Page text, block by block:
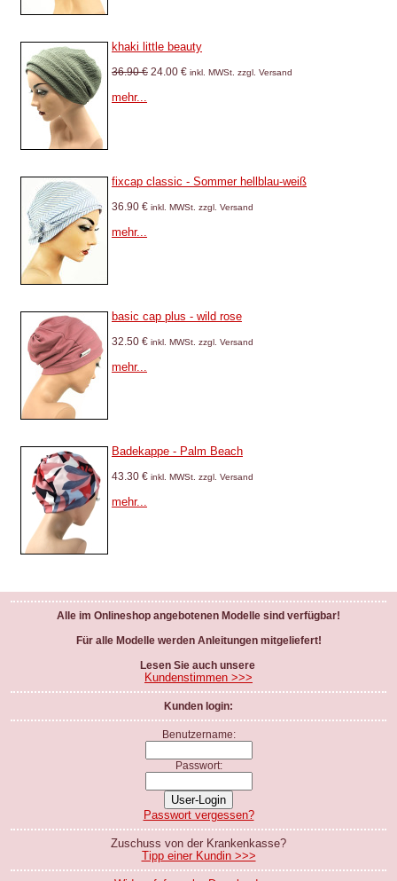
khaki little beauty
36.90 € 24.00 € inkl. MWSt. zzgl. Versand
mehr...
fixcap classic - Sommer hellblau-weiß
36.90 € inkl. MWSt. zzgl. Versand
mehr...
basic cap plus - wild rose
32.50 € inkl. MWSt. zzgl. Versand
mehr...
Badekappe - Palm Beach
43.30 € inkl. MWSt. zzgl. Versand
mehr...
Alle im Onlineshop angebotenen Modelle sind verfügbar!
Für alle Modelle werden Anleitungen mitgeliefert!
Lesen Sie auch unsere
Kundenstimmen >>>
Kunden login:
Benutzername:
Passwort:
Passwort vergessen?
Zuschuss von der Krankenkasse?
Tipp einer Kundin >>>